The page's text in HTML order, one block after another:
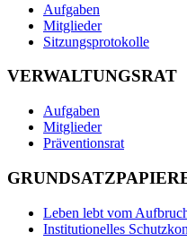
Aufgaben
Mitglieder
Sitzungsprotokolle
VERWALTUNGSRAT
Aufgaben
Mitglieder
Präventionsrat
Leben lebt vom
Institutionelles